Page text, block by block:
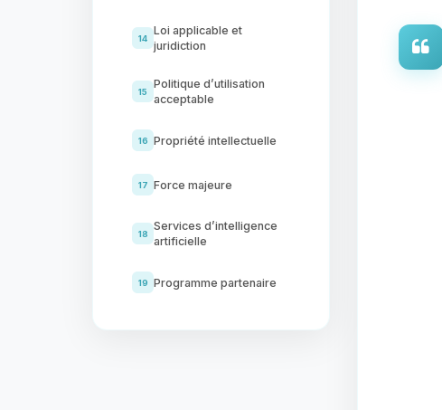
14
Loi applicable et
juridiction
15
Politique d’utilisation
acceptable
16 Propriété intellectuelle
17 Force majeure
18
Services d’intelligence
artificielle
19 Programme partenaire